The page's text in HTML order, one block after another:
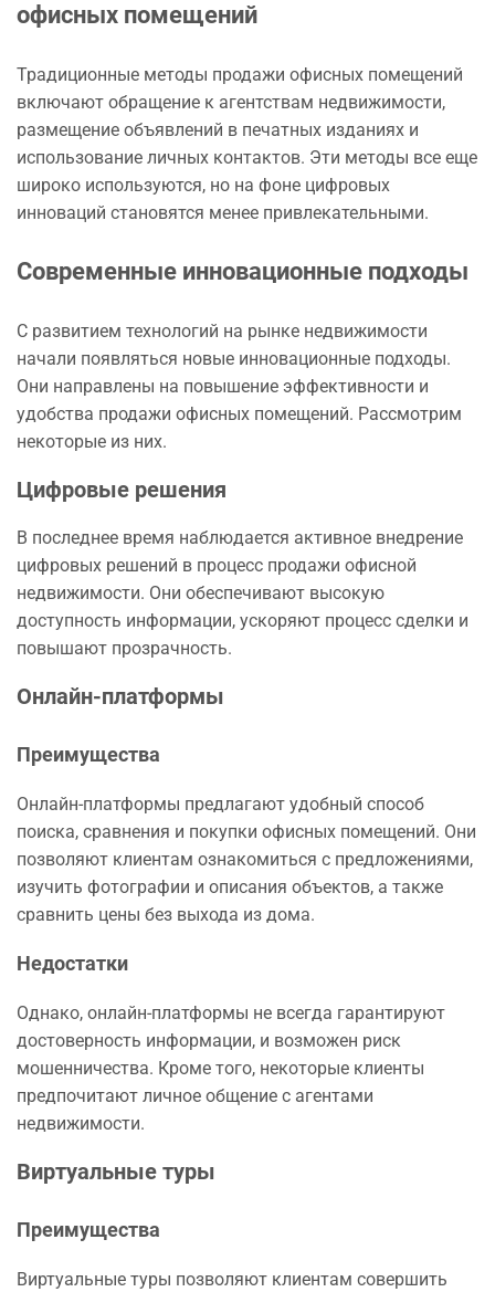
офисных помещений
Традиционные методы продажи офисных помещений
включают обращение к агентствам недвижимости,
размещение объявлений в печатных изданиях и
использование личных контактов. Эти методы все еще
широко используются, но на фоне цифровых
инноваций становятся менее привлекательными.
Современные инновационные подходы
С развитием технологий на рынке недвижимости
начали появляться новые инновационные подходы.
Они направлены на повышение эффективности и
удобства продажи офисных помещений. Рассмотрим
некоторые из них.
Цифровые решения
В последнее время наблюдается активное внедрение
цифровых решений в процесс продажи офисной
недвижимости. Они обеспечивают высокую
доступность информации, ускоряют процесс сделки и
повышают прозрачность.
Онлайн-платформы
Преимущества
Онлайн-платформы предлагают удобный способ
поиска, сравнения и покупки офисных помещений. Они
позволяют клиентам ознакомиться с предложениями,
изучить фотографии и описания объектов, а также
сравнить цены без выхода из дома.
Недостатки
Однако, онлайн-платформы не всегда гарантируют
достоверность информации, и возможен риск
мошенничества. Кроме того, некоторые клиенты
предпочитают личное общение с агентами
недвижимости.
Виртуальные туры
Преимущества
Виртуальные туры позволяют клиентам совершить